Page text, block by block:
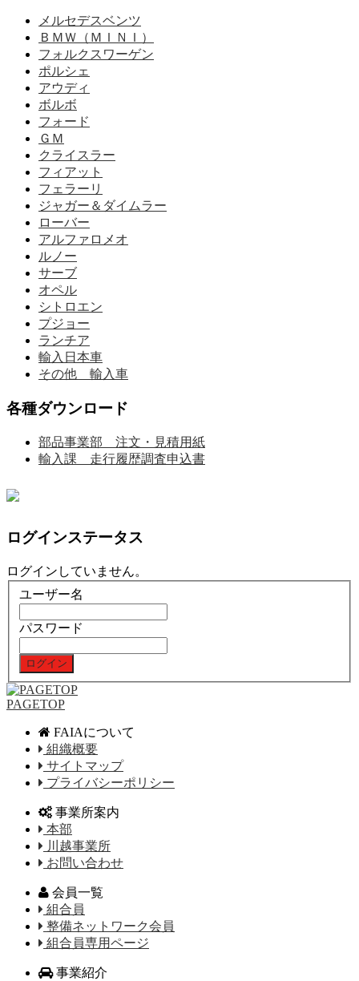
メルセデスベンツ
ＢＭＷ（ＭＩＮＩ）
フォルクスワーゲン
ポルシェ
アウディ
ボルボ
フォード
ＧＭ
クライスラー
フィアット
フェラーリ
ジャガー＆ダイムラー
ローバー
アルファロメオ
ルノー
サーブ
オペル
シトロエン
プジョー
ランチア
輸入日本車
その他 輸入車
各種ダウンロード
部品事業部 注文・見積用紙
輸入課 走行履歴調査申込書
ログインステータス
ログインしていません。
ユーザー名
パスワード
PAGETOP
FAIAについて
組織概要
サイトマップ
プライバシーポリシー
事業所案内
本部
川越事業所
お問い合わせ
会員一覧
組合員
整備ネットワーク会員
組合員専用ページ
事業紹介